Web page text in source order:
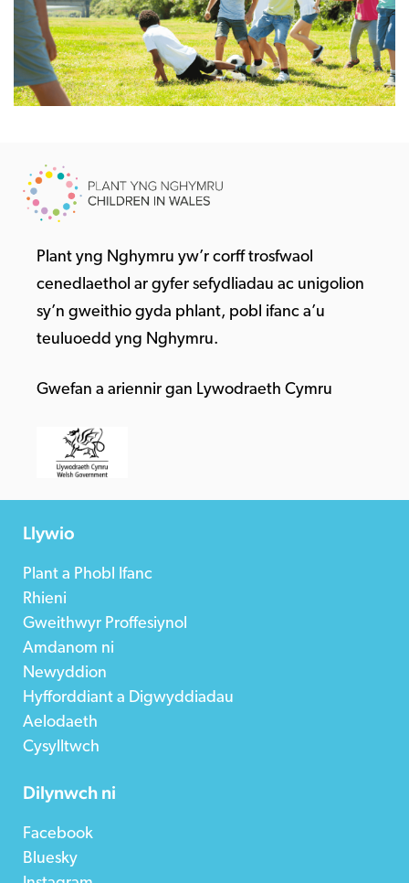
Plant yng Nghymru yw’r corff trosfwaol
cenedlaethol ar gyfer sefydliadau ac unigolion
sy’n gweithio gyda phlant, pobl ifanc a’u
teuluoedd yng Nghymru.
Gwefan a ariennir gan Lywodraeth Cymru
Llywio
Plant a Phobl Ifanc
Rhieni
Gweithwyr Proffesiynol
Amdanom ni
Newyddion
Hyfforddiant a Digwyddiadau
Aelodaeth
Cysylltwch
Dilynwch ni
Facebook
Bluesky